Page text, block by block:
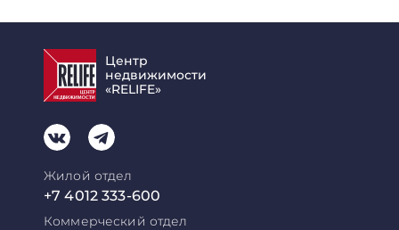
Центр
недвижимости
«RELIFE»
Жилой отдел
+7 4012 333-600
Коммерческий отдел